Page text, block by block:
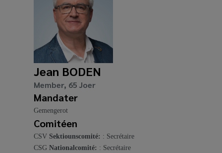
Jean BODEN
Member, 65 Joer
Mandater
Gemengerot
Comitéen
CSV Sektiounscomité: : Secrétaire
CSG Nationalcomité: : Secrétaire